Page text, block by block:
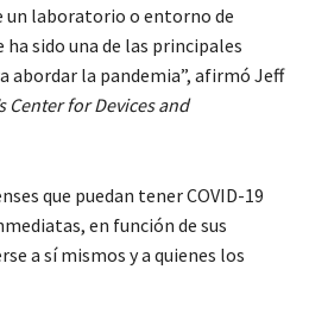
laboratorio o entorno de
sido una de las principales
abordar la pandemia”, afirmó Jeff
Center for Devices and
que puedan tener COVID-19
en función de sus
a sí mismos y a quienes los